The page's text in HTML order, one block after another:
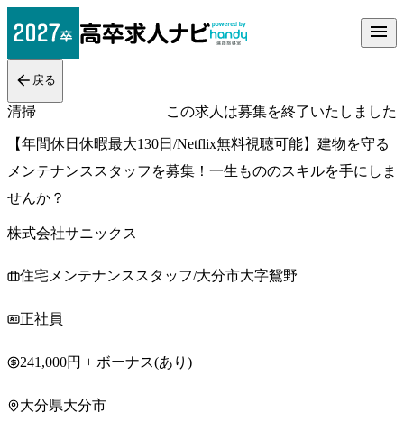
戻る
清掃 この求人は募集を終了いたしました
【年間休日休暇最大130日/Netflix無料視聴可能】建物を守る
メンテナンススタッフを募集！一生もののスキルを手にしま
せんか？
株式会社サニックス
住宅メンテナンススタッフ/大分市大字鴛野
正社員
241,000円 + ボーナス(あり)
大分県大分市